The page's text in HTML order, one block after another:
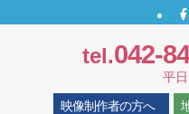
tel.042-
平
映像制作者の方へ